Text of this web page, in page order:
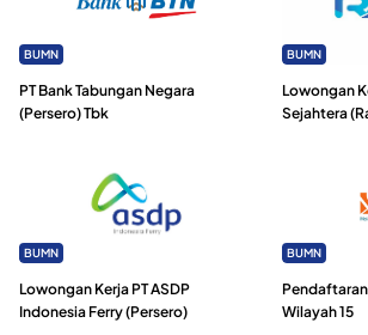
BUMN
PT Bank Tabungan Negara
(Persero) Tbk
BUMN
Lowongan
Sejahtera
BUMN
Lowongan Kerja PT ASDP
Indonesia Ferry (Persero)
BUMN
Wilayah 15